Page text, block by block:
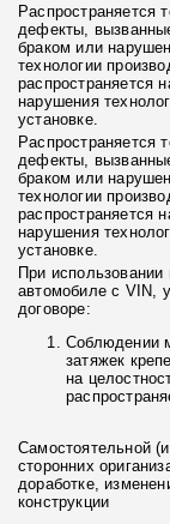
Распространяется
дефекты,
браком или
технологии
распространяется
нарушения
установке.
Распространяется
дефекты,
браком или
технологии
распространяется
нарушения
установке.
При использовании
автомобиле с VIN,
договоре:
Соблюдении
затяжек
на
Самостоятельной
сторонних
доработке,
конструкции